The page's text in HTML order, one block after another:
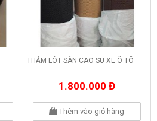
THẢM LÓT SÀN CAO SU XE Ô TÔ
1.800.000 Đ
Thêm vào giỏ hàng